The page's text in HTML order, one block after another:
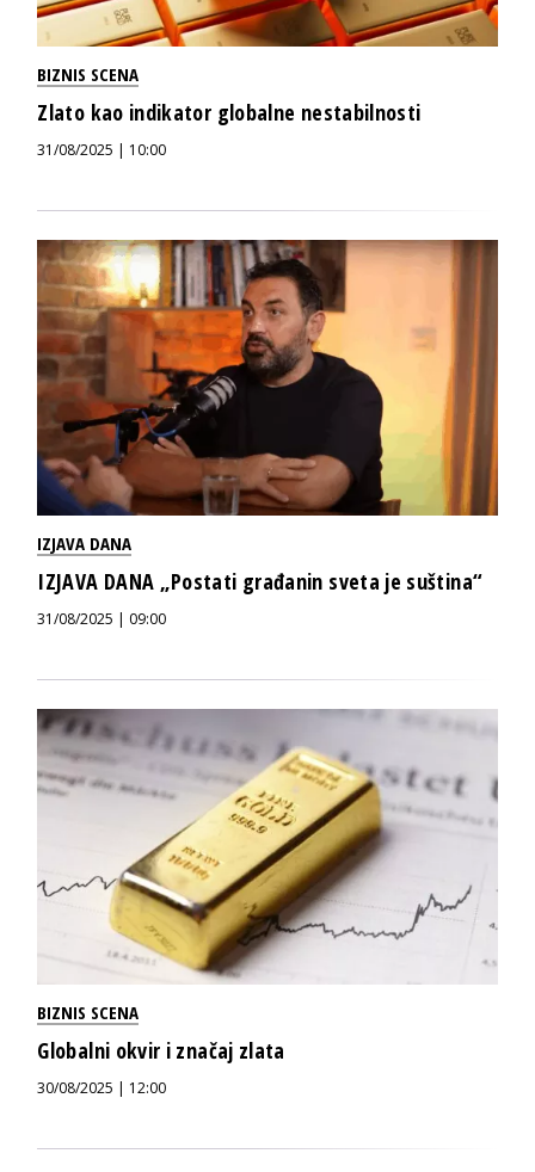
BIZNIS SCENA
Zlato kao indikator globalne nestabilnosti
31/08/2025 | 10:00
IZJAVA DANA
IZJAVA DANA „Postati građanin sveta je suština“
31/08/2025 | 09:00
BIZNIS SCENA
Globalni okvir i značaj zlata
30/08/2025 | 12:00